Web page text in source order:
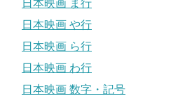
日本映画 ま行
日本映画 や行
日本映画 ら行
日本映画 わ行
日本映画 数字・記号